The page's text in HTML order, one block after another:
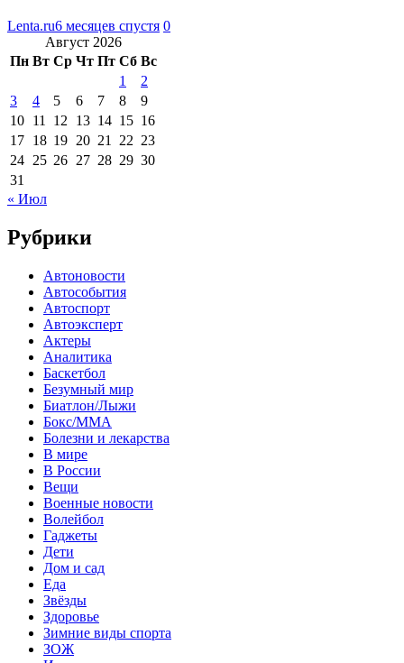
Lenta.ru6 месяцев спустя 0
Август 2026
Пн Вт Ср Чт Пт Сб Вс
1
2
3
4 5 6 7 8
9
10 11 12 13 14 15 16
17 18 19 20 21 22 23
24 25 26 27 28 29 30
31
« Июл
Рубрики
Автоновости
Автособытия
Автоспорт
Автоэксперт
Актеры
Аналитика
Баскетбол
Безумный мир
Биатлон/Лыжи
Бокс/MMA
Болезни и лекарства
В мире
В России
Вещи
Военные новости
Волейбол
Гаджеты
Дети
Дом и сад
Еда
Звёзды
Здоровье
Зимние виды спорта
ЗОЖ